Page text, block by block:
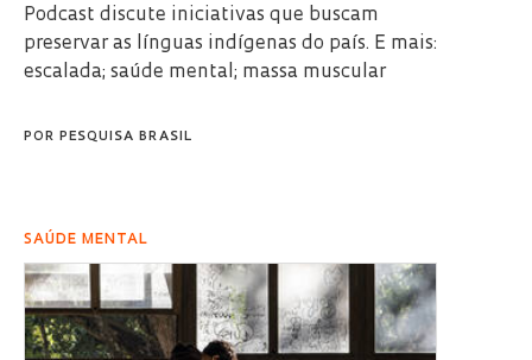
Podcast discute iniciativas que buscam
preservar as línguas indígenas do país. E mais:
escalada; saúde mental; massa muscular
POR PESQUISA BRASIL
SAÚDE MENTAL